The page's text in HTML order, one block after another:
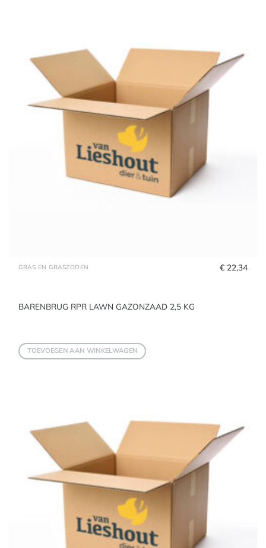
GRAS EN GRASZODEN
BARENBRUG RPR LAWN GAZONZAAD 2,5 KG
€ 22,34
TOEVOEGEN AAN WINKELWAGEN